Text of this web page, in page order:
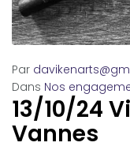
Par
Dans Nos
13/10/24
Vannes